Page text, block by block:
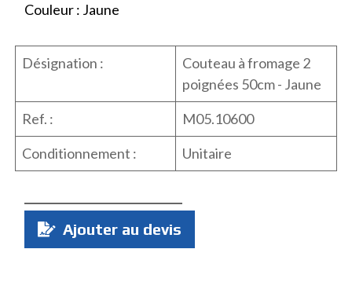
Couleur : Jaune
Désignation :
Couteau à fromage 2
poignées 50cm - Jaune
Ref. :
M05.10600
Conditionnement :
Unitaire
Quantité
Ajouter au devis